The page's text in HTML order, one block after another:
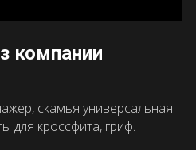
компании
скамья универсальная
для кроссфита, гриф.